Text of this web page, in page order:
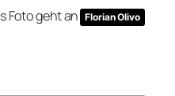
Foto geht an Florian Olivo